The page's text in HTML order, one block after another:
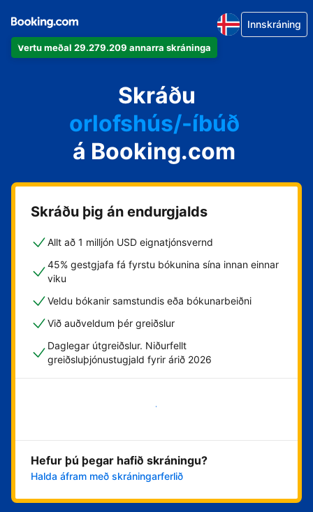
Vertu meðal 29.279.209 annarra skráninga
Innskráning
Skráðu
íbúðina þína
hótelið þitt
orlofshús/-íbúð
gistihúsið þitt
gistiheimilið þitt
á Booking.com
Skráðu þig án endurgjalds
Allt að 1 milljón USD eignatjónsvernd
45% gestgjafa fá fyrstu bókunina sína innan einnar
viku
Veldu bókanir samstundis eða bókunarbeiðni
Við auðveldum þér greiðslur
Daglegar útgreiðslur. Niðurfellt
greiðsluþjónustugjald fyrir árið 2026
Byrja núna
Hefur þú þegar hafið skráningu?
Halda áfram með skráningarferlið